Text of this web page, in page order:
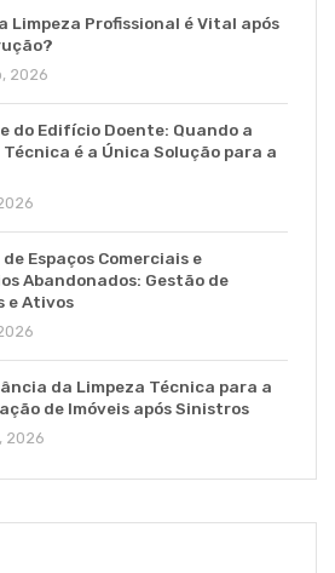
Limpeza Profissional é Vital após
2026
do Edifício Doente: Quando a
Técnica é a Única Solução para a
Espaços Comerciais e
Abandonados: Gestão de
e Ativos
da Limpeza Técnica para a
de Imóveis após Sinistros
2026